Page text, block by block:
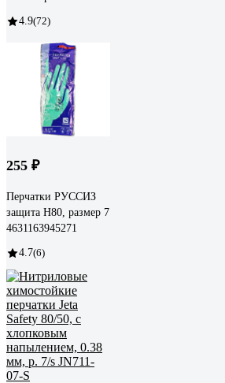
4.9(72)
255 ₽
Перчатки РУССИЗ
защита Н80, размер 7
4631163945271
4.7(6)